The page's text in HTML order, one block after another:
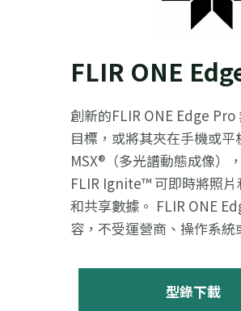
FLIR ONE
創新的FLIR ONE Edge
目標，或將其夾在手機或
MSX®（多光譜動態成像）
FLIR Ignite™ 可即時將照
和共享數據。 FLIR ONE
容，不受運營商、操作系統
型錄下載